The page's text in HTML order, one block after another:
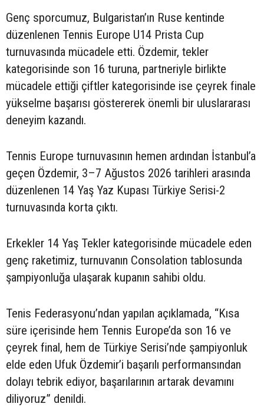
Genç sporcumuz, Bulgaristan’ın Ruse kentinde
düzenlenen Tennis Europe U14 Prista Cup
turnuvasında mücadele etti. Özdemir, tekler
kategorisinde son 16 turuna, partneriyle birlikte
mücadele ettiği çiftler kategorisinde ise çeyrek finale
yükselme başarısı göstererek önemli bir uluslararası
deneyim kazandı.
Tennis Europe turnuvasının hemen ardından İstanbul’a
geçen Özdemir, 3–7 Ağustos 2026 tarihleri arasında
düzenlenen 14 Yaş Yaz Kupası Türkiye Serisi-2
turnuvasında korta çıktı.
Erkekler 14 Yaş Tekler kategorisinde mücadele eden
genç raketimiz, turnuvanın Consolation tablosunda
şampiyonluğa ulaşarak kupanın sahibi oldu.
Tenis Federasyonu’ndan yapılan açıklamada, “Kısa
süre içerisinde hem Tennis Europe’da son 16 ve
çeyrek final, hem de Türkiye Serisi’nde şampiyonluk
elde eden Ufuk Özdemir’i başarılı performansından
dolayı tebrik ediyor, başarılarının artarak devamını
diliyoruz” denildi.